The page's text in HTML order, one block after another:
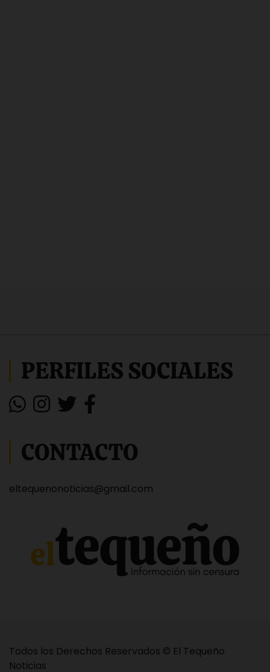
PERFILES SOCIALES
CONTACTO
eltequenonoticias@gmail.com
Todos los Derechos Reservados © El Tequeño
Noticias